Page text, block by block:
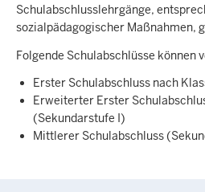
Schulabschlusslehrgänge,
sozialpädagogischer Maßnahmen,
Folgende Schulabschlüsse können
Erster Schulabschluss nach
Erweiterter Erster
(Sekundarstufe I)
Mittlerer Schulabschluss